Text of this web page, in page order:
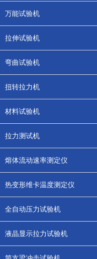
万能试验机
拉伸试验机
弯曲试验机
扭转拉力机
材料试验机
拉力测试机
熔体流动速率测定仪
热变形维卡温度测定仪
全自动压力试验机
液晶显示拉力试验机